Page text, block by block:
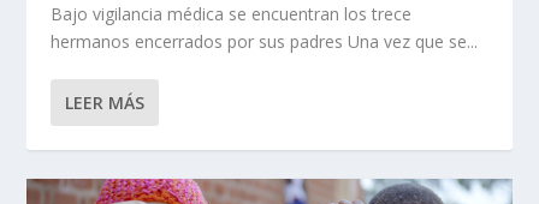
Bajo vigilancia médica se encuentran los trece
hermanos encerrados por sus padres Una vez que se...
LEER MÁS